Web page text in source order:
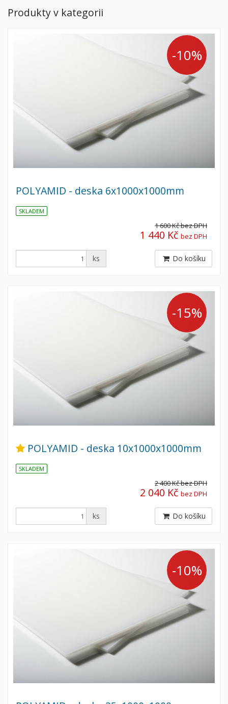
Produkty v kategorii
-10%
POLYAMID - deska 6x1000x1000mm
SKLADEM
1 600 Kčbez DPH
1 440 Kč bez DPH
ks Do košíku
-15%
POLYAMID - deska 10x1000x1000mm
SKLADEM
2 400 Kčbez DPH
2 040 Kč bez DPH
ks Do košíku
-10%